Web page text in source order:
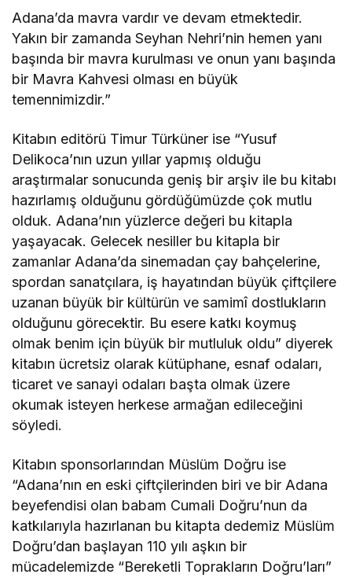
Adana’da mavra vardır ve devam etmektedir.
Yakın bir zamanda Seyhan Nehri’nin hemen yanı
başında bir mavra kurulması ve onun yanı başında
bir Mavra Kahvesi olması en büyük
temennimizdir.”
Kitabın editörü Timur Türküner ise “Yusuf
Delikoca’nın uzun yıllar yapmış olduğu
araştırmalar sonucunda geniş bir arşiv ile bu kitabı
hazırlamış olduğunu gördüğümüzde çok mutlu
olduk. Adana’nın yüzlerce değeri bu kitapla
yaşayacak. Gelecek nesiller bu kitapla bir
zamanlar Adana’da sinemadan çay bahçelerine,
spordan sanatçılara, iş hayatından büyük çiftçilere
uzanan büyük bir kültürün ve samimî dostlukların
olduğunu görecektir. Bu esere katkı koymuş
olmak benim için büyük bir mutluluk oldu” diyerek
kitabın ücretsiz olarak kütüphane, esnaf odaları,
ticaret ve sanayi odaları başta olmak üzere
okumak isteyen herkese armağan edileceğini
söyledi.
Kitabın sponsorlarından Müslüm Doğru ise
“Adana’nın en eski çiftçilerinden biri ve bir Adana
beyefendisi olan babam Cumali Doğru’nun da
katkılarıyla hazırlanan bu kitapta dedemiz Müslüm
Doğru’dan başlayan 110 yılı aşkın bir
mücadelemizde “Bereketli Toprakların Doğru’ları”